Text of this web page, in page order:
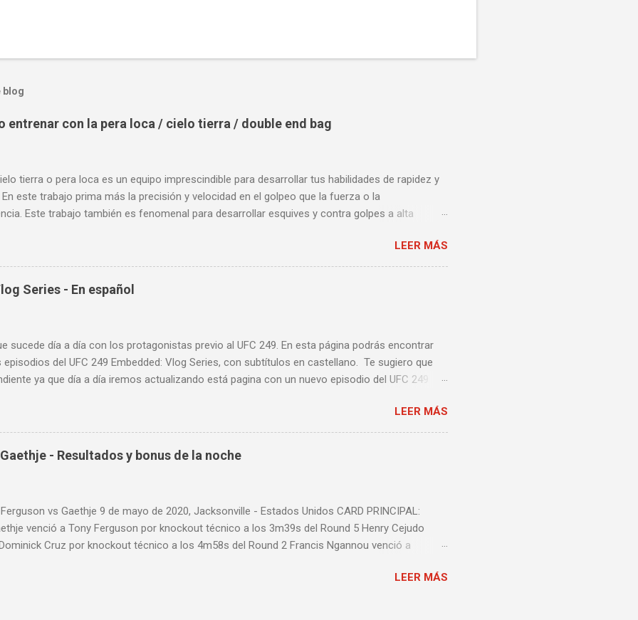
blog
entrenar con la pera loca / cielo tierra / double end bag
tierra o pera loca es un equipo imprescindible para desarrollar tus habilidades de rapidez y
este trabajo prima más la precisión y velocidad en el golpeo que la fuerza o la
Este trabajo también es fenomenal para desarrollar esquives y contra golpes a alta
velocidad de tus desplazamientos o tu juego de pies. A continuación te enseñamos algunos
puedes aprender a golpear la pera cielo tierra o pera loca. En esta lista de videos podrás
tipos de entrenamiento con la pera loca:
LEER MÁS
Series - En español
sucede día a día con los protagonistas previo al UFC 249. En esta página podrás encontrar
del UFC 249 Embedded: Vlog Series, con subtítulos en castellano. Te sugiero que
ya que día a día iremos actualizando está pagina con un nuevo episodio del UFC 249
LEER MÁS
- Resultados y bonus de la noche
vs Gaethje 9 de mayo de 2020, Jacksonville - Estados Unidos CARD PRINCIPAL:
venció a Tony Ferguson por knockout técnico a los 3m39s del Round 5 Henry Cejudo
Cruz por knockout técnico a los 4m58s del Round 2 Francis Ngannou venció a
a los 2m42s del Round 2 Greg Hardy venció a Yorgan de Castro por decisión unânime (triple
LEER MÁS